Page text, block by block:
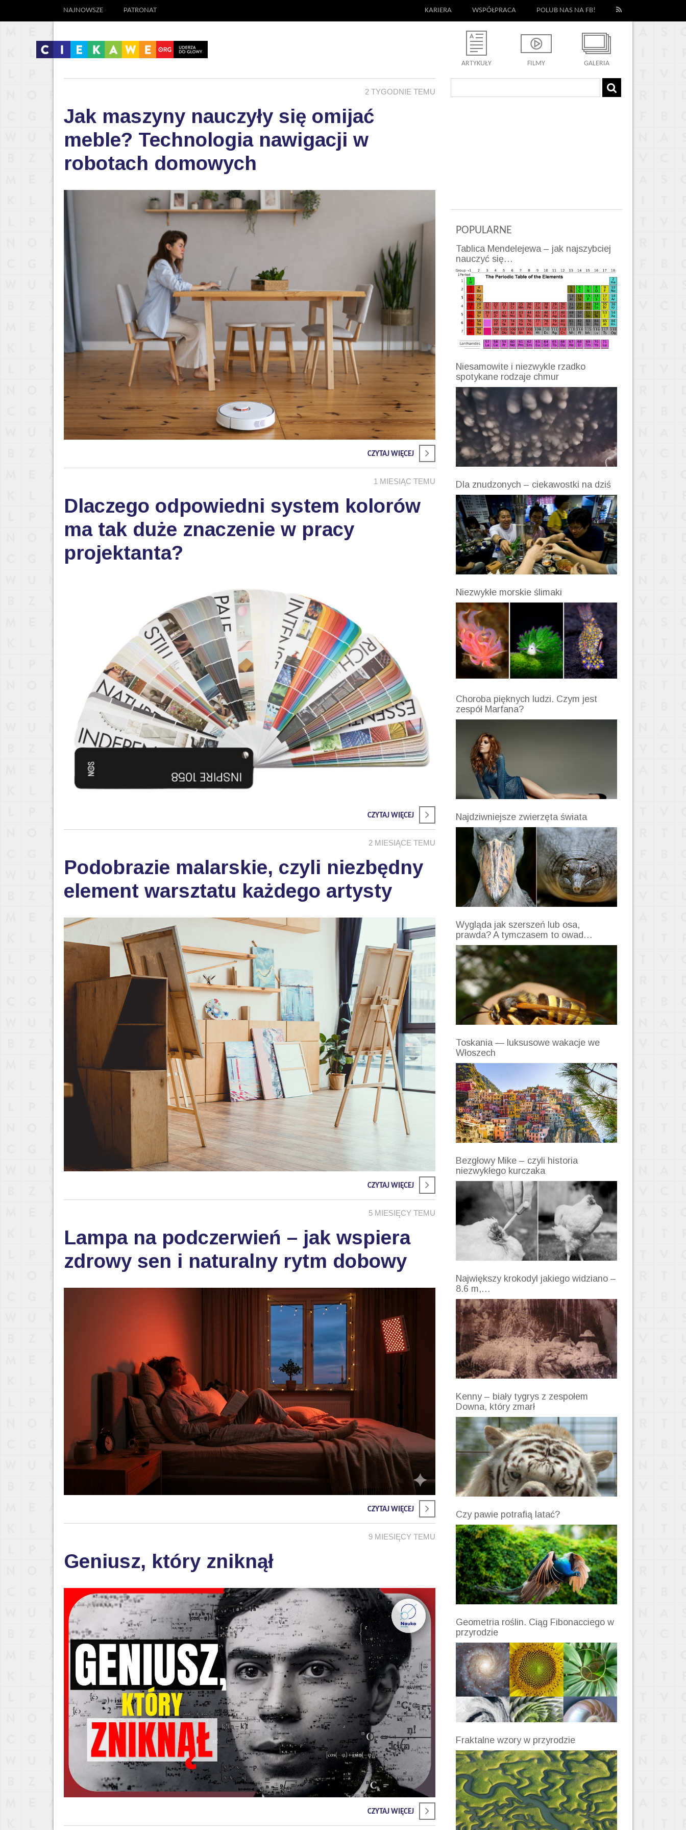
NAJNOWSZE PATRONAT KARIERA WSPÓŁPRACA POLUB NAS NA FB!
ARTYKUŁY FILMY GALERIA
2 TYGODNIE TEMU
Jak maszyny nauczyły się omijać
meble? Technologia nawigacji w
robotach domowych
CZYTAJ WIĘCEJ
1 MIESIĄC TEMU
Dlaczego odpowiedni system kolorów
ma tak duże znaczenie w pracy
projektanta?
CZYTAJ WIĘCEJ
2 MIESIĄCE TEMU
Podobrazie malarskie, czyli niezbędny
element warsztatu każdego artysty
CZYTAJ WIĘCEJ
5 MIESIĘCY TEMU
Lampa na podczerwień – jak wspiera
zdrowy sen i naturalny rytm dobowy
CZYTAJ WIĘCEJ
9 MIESIĘCY TEMU
Geniusz, który zniknął
CZYTAJ WIĘCEJ
POPULARNE
Tablica Mendelejewa – jak najszybciej
nauczyć się…
Niesamowite i niezwykle rzadko
spotykane rodzaje chmur
Dla znudzonych – ciekawostki na dziś
Niezwykłe morskie ślimaki
Choroba pięknych ludzi. Czym jest
zespół Marfana?
Najdziwniejsze zwierzęta świata
Wygląda jak szerszeń lub osa,
prawda? A tymczasem to owad…
Toskania — luksusowe wakacje we
Włoszech
Bezgłowy Mike – czyli historia
niezwykłego kurczaka
Największy krokodyl jakiego widziano –
8.6 m,…
Kenny – biały tygrys z zespołem
Downa, który zmarł
Czy pawie potrafią latać?
Geometria roślin. Ciąg Fibonacciego w
przyrodzie
Fraktalne wzory w przyrodzie